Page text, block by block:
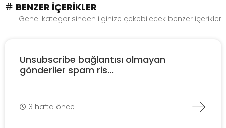
BENZER İÇERIKLER
Genel kategorisinden ilginize çekebilecek benzer içerikler
Unsubscribe bağlantısı olmayan
gönderiler spam ris...
3 hafta önce